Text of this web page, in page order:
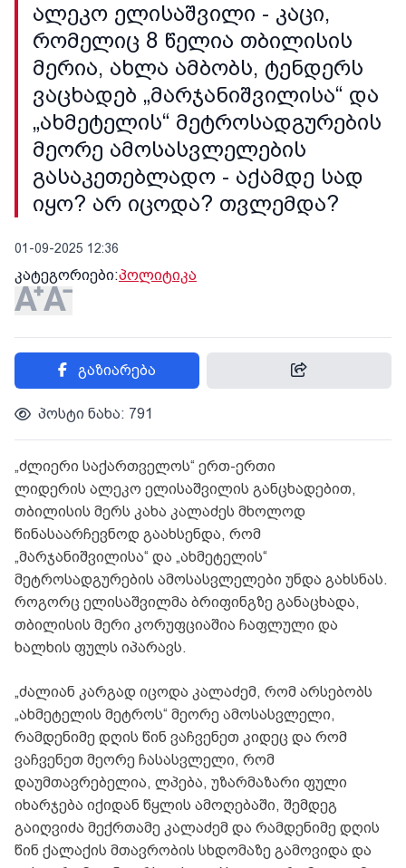
ალეკო ელისაშვილი - კაცი,
რომელიც 8 წელია თბილისის
მერია, ახლა ამბობს, ტენდერს
ვაცხადებ „მარჯანიშვილისა“ და
„ახმეტელის“ მეტროსადგურების
მეორე ამოსასვლელების
გასაკეთებლადო - აქამდე სად
იყო? არ იცოდა? თვლემდა?
01-09-2025 12:36
კატეგორიები:პოლიტიკა
გაზიარება
პოსტი ნახა: 791
„ძლიერი საქართველოს“ ერთ-ერთი
ლიდერის ალეკო ელისაშვილის განცხადებით,
თბილისის მერს კახა კალაძეს მხოლოდ
წინასაარჩევნოდ გაახსენდა, რომ
„მარჯანიშვილისა“ და „ახმეტელის“
მეტროსადგურების ამოსასვლელები უნდა გახსნას.
როგორც ელისაშვილმა ბრიფინგზე განაცხადა,
თბილისის მერი კორუფციაშია ჩაფლული და
ხალხის ფულს იპარავს.
„ძალიან კარგად იცოდა კალაძემ, რომ არსებობს
„ახმეტელის მეტროს“ მეორე ამოსასვლელი,
რამდენიმე დღის წინ ვაჩვენეთ კიდეც და რომ
ვაჩვენეთ მეორე ჩასასვლელი, რომ
დაუმთავრებელია, ლპება, უზარმაზარი ფული
იხარჯება იქიდან წყლის ამოღებაში, შემდეგ
გაიღვიძა მექრთამე კალაძემ და რამდენიმე დღის
წინ ქალაქის მთავრობის სხდომაზე გამოვიდა და